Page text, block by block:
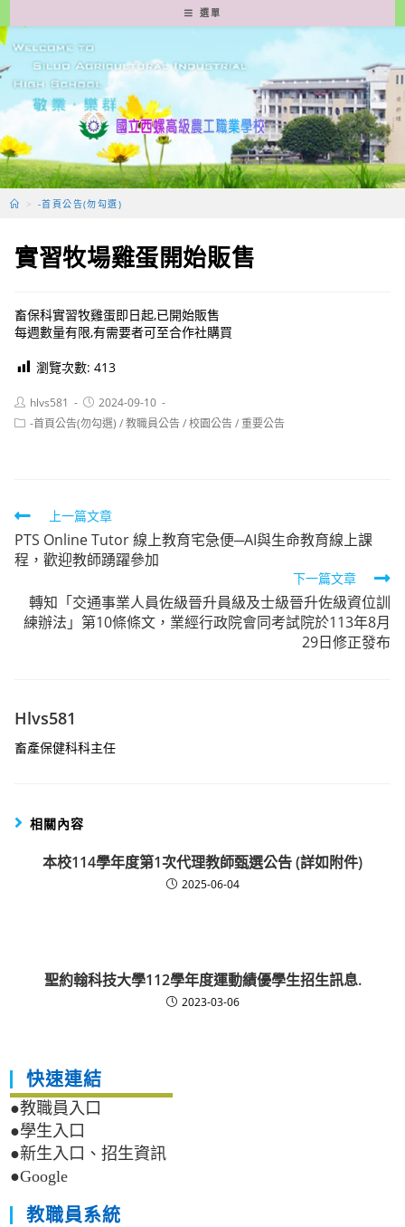
轉
至
要
容
選單
> -首頁公告(勿勾選)
實習牧場雞蛋開始販售
畜保科實習牧雞蛋即日起,已開始販售
每週數量有限,有需要者可至合作社購買
瀏覽次數: 413
Post
author:
hlvs581
Post
published:
2024-09-10
Post-首頁公告(勿勾選) /教職員公告/校園公告/重要公告
Read
more
articles
上一篇文章
PTS Online Tutor 線上教育宅急便─AI與生命教育線上課
程，歡迎教師踴躍參加
下一篇文章
轉知「交通事業人員佐級晉升員級及士級晉升佐級資位訓
練辦法」第10條條文，業經行政院會同考試院於113年8月
29日修正發布
Hlvs581
畜產保健科科主任
相關內容
本校114學年度第1次代理教師甄選公告 (詳如附件)
2025-06-04
聖約翰科技大學112學年度運動績優學生招生訊息.
2023-03-06
快速連結
●教職員入口
●學生入口
●新生入口、招生資訊
●Google
教職員系統